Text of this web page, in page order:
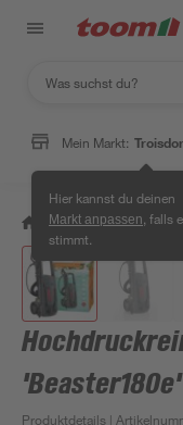
Mein Markt:
Hier kannst du deinen
Markt anpassen , falls
stimmt.
/ Werkstatt &
Produktdetails |